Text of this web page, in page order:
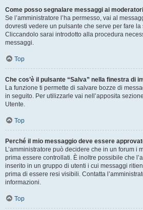
Come posso segnalare messaggi ai
Se l’amministratore l’ha permesso, vai al
dovresti vedere un pulsante che serve per fare
Cliccandolo sarai introdotto alla procedura
messaggi.
Top
Che cos’è il pulsante “Salva” nella finestra di
La funzione ti permette di salvare bozze di
in seguito. Per utilizzarle vai nell’apposita
Utente.
Top
Perché il mio messaggio deve essere
L’amministratore può decidere che in un forum i
prima essere controllati. È inoltre possibile che
inserito in un gruppo di utenti i cui messaggi
prima di essere resi visibili. Contatta
informazioni.
Top